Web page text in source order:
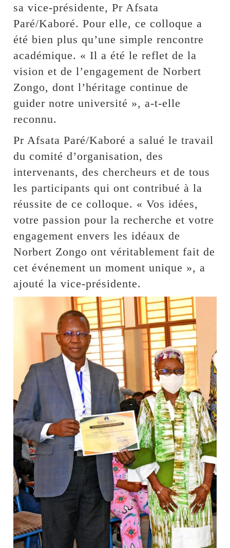
sa vice-présidente, Pr Afsata
Paré/Kaboré. Pour elle, ce colloque a
été bien plus qu’une simple rencontre
académique. « Il a été le reflet de la
vision et de l’engagement de Norbert
Zongo, dont l’héritage continue de
guider notre université », a-t-elle
reconnu.
Pr Afsata Paré/Kaboré a salué le travail
du comité d’organisation, des
intervenants, des chercheurs et de tous
les participants qui ont contribué à la
réussite de ce colloque. « Vos idées,
votre passion pour la recherche et votre
engagement envers les idéaux de
Norbert Zongo ont véritablement fait de
cet événement un moment unique », a
ajouté la vice-présidente.